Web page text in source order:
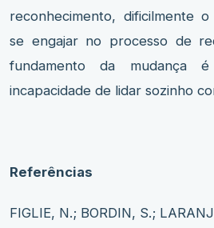
reconhecimento, dificilmente
se engajar no processo de
fundamento da mudança
incapacidade de lidar sozinho
Referências
FIGLIE, N.; BORDIN, S.;